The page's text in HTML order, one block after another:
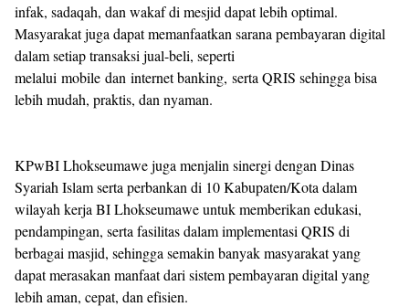
infak, sadaqah, dan wakaf di mesjid dapat lebih optimal.
Masyarakat juga dapat memanfaatkan sarana pembayaran digital
dalam setiap transaksi jual-beli, seperti
melalui mobile dan internet banking, serta QRIS sehingga bisa
lebih mudah, praktis, dan nyaman.
KPwBI Lhokseumawe juga menjalin sinergi dengan Dinas
Syariah Islam serta perbankan di 10 Kabupaten/Kota dalam
wilayah kerja BI Lhokseumawe untuk memberikan edukasi,
pendampingan, serta fasilitas dalam implementasi QRIS di
berbagai masjid, sehingga semakin banyak masyarakat yang
dapat merasakan manfaat dari sistem pembayaran digital yang
lebih aman, cepat, dan efisien.